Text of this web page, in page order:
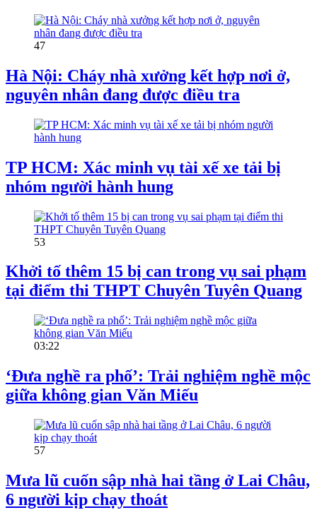
47
Hà Nội: Cháy nhà xưởng kết hợp nơi ở,
nguyên nhân đang được điều tra
TP HCM: Xác minh vụ tài xế xe tải bị
nhóm người hành hung
53
Khởi tố thêm 15 bị can trong vụ sai phạm
tại điểm thi THPT Chuyên Tuyên Quang
03:22
‘Đưa nghề ra phố’: Trải nghiệm nghề mộc
giữa không gian Văn Miếu
57
Mưa lũ cuốn sập nhà hai tầng ở Lai Châu,
6 người kịp chạy thoát